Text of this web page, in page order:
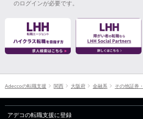
のログインが必要です。
Adeccoの転職支援 関西 大阪府 金融系 その他証券
アデコの転職支援に登録